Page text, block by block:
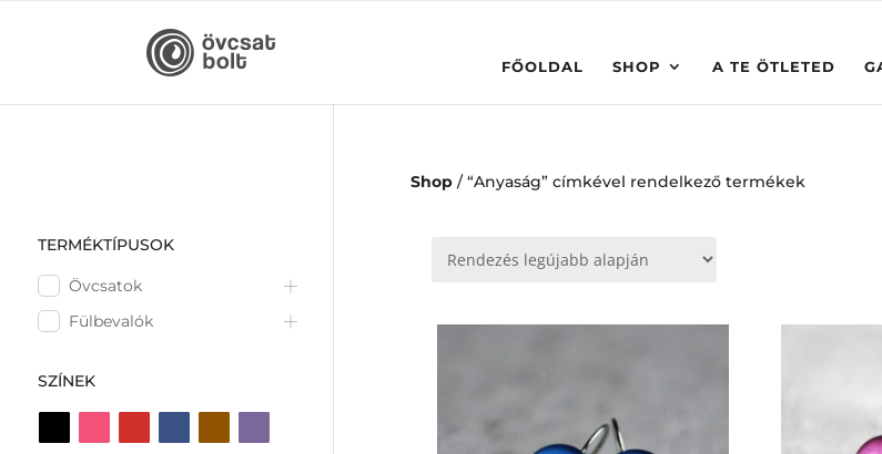
FŐOLDAL SHOP A TE ÖTLETED
Shop / “Anyaság” címkével rendelkező termékek
TERMÉKTÍPUSOK
Övcsatok
Fülbevalók
SZÍNEK